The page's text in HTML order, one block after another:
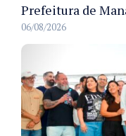
06/08/2026